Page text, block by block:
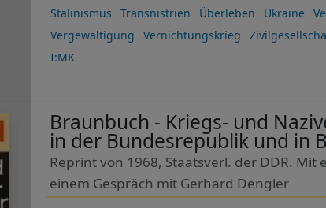
Stalinismus
Transnistrien Überleben Ukraine
Vergewaltigung
Vernichtungskrieg
I:MK
Braunbuch - Kriegs- und
in der Bundesrepublik und in
Reprint von 1968, Staatsverl. der DDR.
einem Gespräch mit Gerhard Dengler